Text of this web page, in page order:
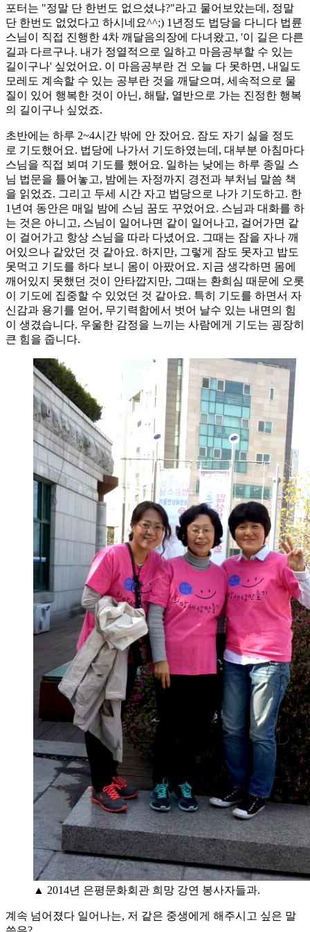
포터는 "정말 단 한번도 없으셨냐?"라고 물어보았는데, 정말
단 한번도 없었다고 하시네요^^;) 1년정도 법당을 다니다 법륜
스님이 직접 진행한 4차 깨달음의장에 다녀왔고, '이 길은 다른
길과 다르구나. 내가 정열적으로 일하고 마음공부할 수 있는
길이구나' 싶었어요. 이 마음공부란 건 오늘 다 못하면, 내일도
모레도 계속할 수 있는 공부란 것을 깨달으며, 세속적으로 물
질이 있어 행복한 것이 아닌, 해탈, 열반으로 가는 진정한 행복
의 길이구나 싶었죠.
초반에는 하루 2~4시간 밖에 안 잤어요. 잠도 자기 싫을 정도
로 기도했어요. 법당에 나가서 기도하였는데, 대부분 아침마다
스님을 직접 뵈며 기도를 했어요. 일하는 낮에는 하루 종일 스
님 법문을 틀어놓고, 밤에는 자정까지 경전과 부처님 말씀 책
을 읽었죠. 그리고 두세 시간 자고 법당으로 나가 기도하고. 한
1년여 동안은 매일 밤에 스님 꿈도 꾸었어요. 스님과 대화를 하
는 것은 아니고, 스님이 일어나면 같이 일어나고, 걸어가면 같
이 걸어가고 항상 스님을 따라 다녔어요. 그때는 잠을 자나 깨
어있으나 같았던 것 같아요. 하지만, 그렇게 잠도 못자고 밥도
못먹고 기도를 하다 보니 몸이 아팠어요. 지금 생각하면 몸에
깨어있지 못했던 것이 안타깝지만, 그때는 환희심 때문에 오롯
이 기도에 집중할 수 있었던 것 같아요. 특히 기도를 하면서 자
신감과 용기를 얻어, 무기력함에서 벗어 날수 있는 내면의 힘
이 생겼습니다. 우울한 감정을 느끼는 사람에게 기도는 굉장히
큰 힘을 줍니다.
▲ 2014년 은평문화회관 희망 강연 봉사자들과.
계속 넘어졌다 일어나는, 저 같은 중생에게 해주시고 싶은 말